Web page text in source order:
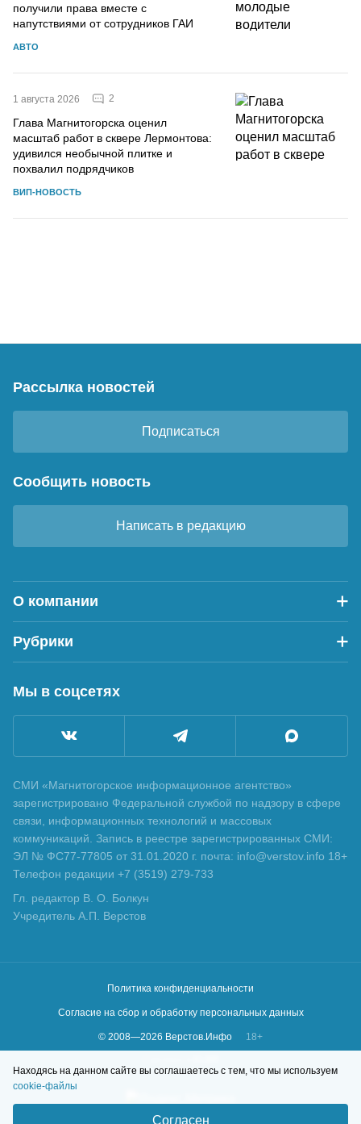
получили права вместе с
напутствиями от сотрудников ГАИ
АВТО
1 августа 2026 2
Глава Магнитогорска оценил
масштаб работ в сквере Лермонтова:
удивился необычной плитке и
похвалил подрядчиков
ВИП-НОВОСТЬ
Рассылка новостей
Подписаться
Сообщить новость
Написать в редакцию
О компании
Рубрики
Мы в соцсетях
СМИ «Магнитогорское информационное агентство»
зарегистрировано Федеральной службой по надзору в сфере
связи, информационных технологий и массовых
коммуникаций. Запись в реестре зарегистрированных СМИ:
ЭЛ № ФС77-77805 от 31.01.2020 г. почта: info@verstov.info 18+
Телефон редакции +7 (3519) 279-733
Гл. редактор В. О. Болкун
Учредитель А.П. Верстов
Политика конфиденциальности
Согласие на сбор и обработку персональных данных
© 2008—2026 Верстов.Инфо
18+
Находясь на данном сайте вы соглашаетесь с тем, что мы используем
cookie-файлы
Согласен